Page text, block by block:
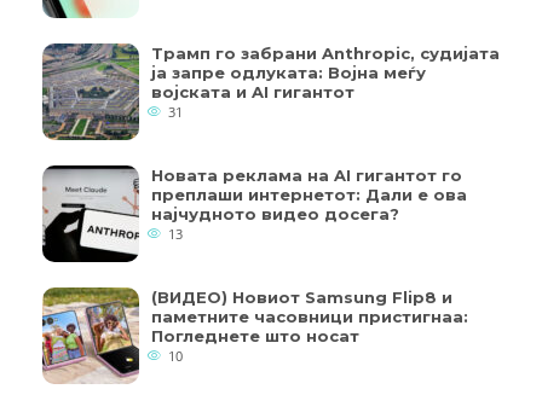
Трамп го забрани Anthropic, судијата
ја запре одлуката: Војна меѓу
војската и AI гигантот
31
Новата реклама на AI гигантот го
преплаши интернетот: Дали е ова
најчудното видео досега?
13
(ВИДЕО) Новиот Samsung Flip8 и
паметните часовници пристигнаа:
Погледнете што носат
10